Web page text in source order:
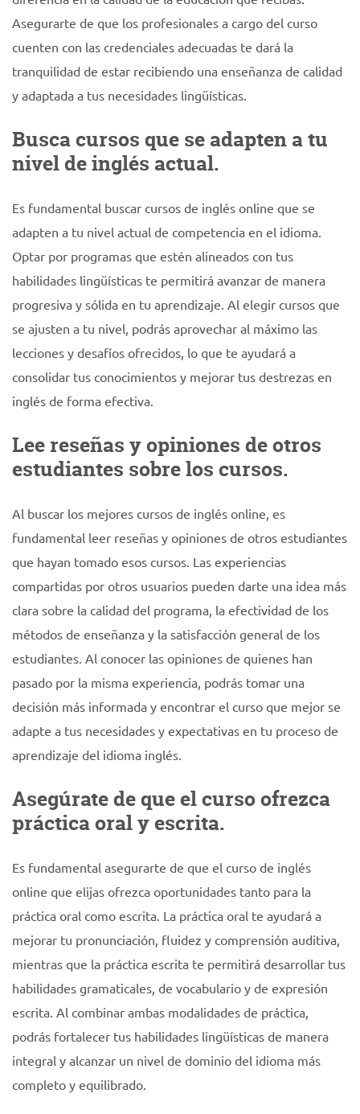
Asegurarte de que los profesionales a cargo del curso
cuenten con las credenciales adecuadas te dará la
tranquilidad de estar recibiendo una enseñanza de calidad
y adaptada a tus necesidades lingüísticas.
Busca cursos que se adapten a tu
nivel de inglés actual.
Es fundamental buscar cursos de inglés online que se
adapten a tu nivel actual de competencia en el idioma.
Optar por programas que estén alineados con tus
habilidades lingüísticas te permitirá avanzar de manera
progresiva y sólida en tu aprendizaje. Al elegir cursos que
se ajusten a tu nivel, podrás aprovechar al máximo las
lecciones y desafíos ofrecidos, lo que te ayudará a
consolidar tus conocimientos y mejorar tus destrezas en
inglés de forma efectiva.
Lee reseñas y opiniones de otros
estudiantes sobre los cursos.
Al buscar los mejores cursos de inglés online, es
fundamental leer reseñas y opiniones de otros estudiantes
que hayan tomado esos cursos. Las experiencias
compartidas por otros usuarios pueden darte una idea más
clara sobre la calidad del programa, la efectividad de los
métodos de enseñanza y la satisfacción general de los
estudiantes. Al conocer las opiniones de quienes han
pasado por la misma experiencia, podrás tomar una
decisión más informada y encontrar el curso que mejor se
adapte a tus necesidades y expectativas en tu proceso de
aprendizaje del idioma inglés.
Asegúrate de que el curso ofrezca
práctica oral y escrita.
Es fundamental asegurarte de que el curso de inglés
online que elijas ofrezca oportunidades tanto para la
práctica oral como escrita. La práctica oral te ayudará a
mejorar tu pronunciación, fluidez y comprensión auditiva,
mientras que la práctica escrita te permitirá desarrollar tus
habilidades gramaticales, de vocabulario y de expresión
escrita. Al combinar ambas modalidades de práctica,
podrás fortalecer tus habilidades lingüísticas de manera
integral y alcanzar un nivel de dominio del idioma más
completo y equilibrado.